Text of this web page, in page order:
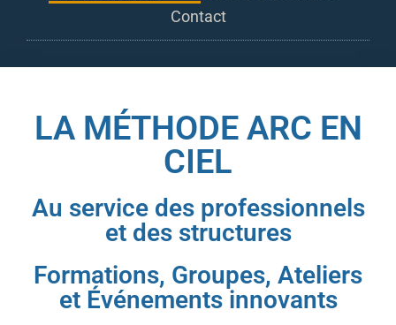
Contact
LA MÉTHODE ARC EN
CIEL
Au service des professionnels
et des structures
Formations, Groupes, Ateliers
et Événements innovants